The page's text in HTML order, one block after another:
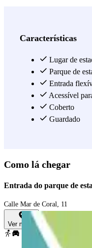
Características
Lugar de
Parque de
Entrada
Acessível
Coberto
Guardado
Como lá chegar
Entrada do parque de
Calle Mar de Coral, 11
Ver mapa